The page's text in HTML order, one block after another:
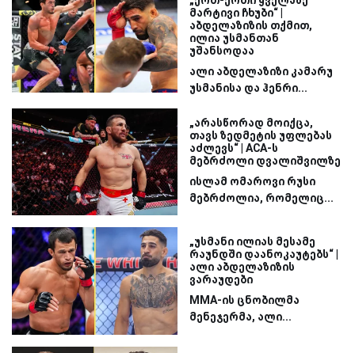
მარტივი ჩხუბი“ |
აბდელაზიზის თქმით,
ილია უსმანთან
უშანსოდაა
ალი აბდელაზიზი კამარუ
უსმანისა და ჰენრი...
„არასწორად მოიქცა,
თავს ზედმეტის უფლებას
აძლევს“ | ACA-ს
მებრძოლი დვალიშვილზე
ისლამ ომაროვი რუსი
მებრძოლია, რომელიც...
„უსმანი ილიას მესამე
რაუნდში დაანოკაუტებს“ |
ალი აბდელაზიზის
ვარაუდები
MMA-ის ცნობილმა
მენეჯერმა, ალი...